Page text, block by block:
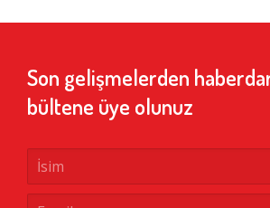
Son gelişmelerden
bültene üye olunuz